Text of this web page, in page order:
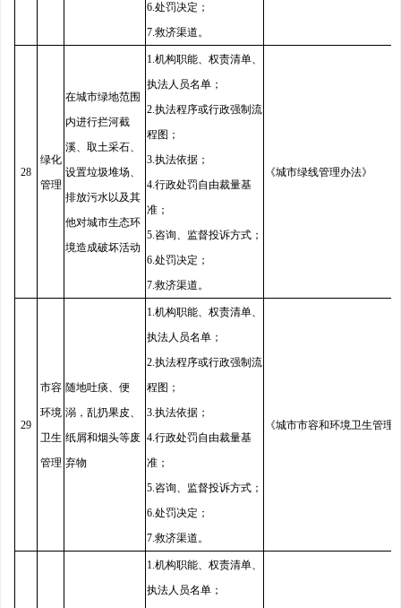
6.处罚决定；
7.救济渠道。
28
绿化
管理
在城市绿地范围
内进行拦河截
溪、取土采石、
设置垃圾堆场、
排放污水以及其
他对城市生态环
境造成破坏活动
1.机构职能、权责清单、
执法人员名单；
2.执法程序或行政强制流
程图；
3.执法依据；
4.行政处罚自由裁量基
准；
5.咨询、监督投诉方式；
6.处罚决定；
7.救济渠道。
《城市绿线管理办法》
29
市容
环境
卫生
管理
随地吐痰、便
溺，乱扔果皮、
纸屑和烟头等废
弃物
1.机构职能、权责清单、
执法人员名单；
2.执法程序或行政强制流
程图；
3.执法依据；
4.行政处罚自由裁量基
准；
5.咨询、监督投诉方式；
6.处罚决定；
7.救济渠道。
《城市市容和环境卫生管理
1.机构职能、权责清单、
执法人员名单；